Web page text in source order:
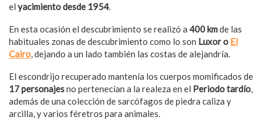
el yacimiento desde 1954.
En esta ocasión el descubrimiento se realizó a 400 kmde las
habituales zonas de descubrimiento como lo son Luxor o El
Cairo, dejando a un lado también las costas de alejandría.
El escondrijo recuperado mantenía los cuerpos momificados de
17 personajesno pertenecían a la realeza en el Periodo tardío,
además de una colección de sarcófagos de piedra caliza y
arcilla, y varios féretros para animales.